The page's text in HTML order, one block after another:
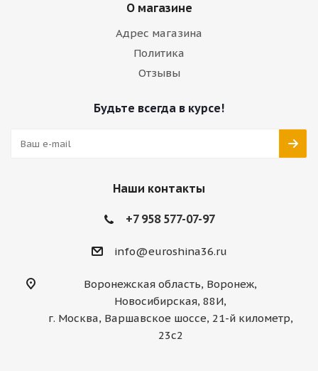
О магазине
Адрес магазина
Политика
Отзывы
Будьте всегда в курсе!
Наши контакты
+7 958 577-07-97
info@euroshina36.ru
Воронежская область, Воронеж,
Новосибирская, 88И,
г. Москва, Варшавское шоссе, 21-й километр,
23с2